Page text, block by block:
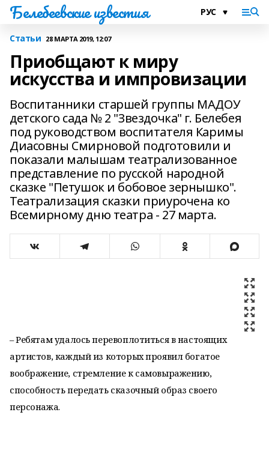
Белебеевские известия
Статьи 28 МАРТА 2019, 12:07
Приобщают к миру
искусства и импровизации
Воспитанники старшей группы МАДОУ
детского сада № 2 "Звездочка" г. Белебея
под руководством воспитателя Каримы
Диасовны Смирновой подготовили и
показали малышам театрализованное
представление по русской народной
сказке "Петушок и бобовое зернышко".
Театрализация сказки приурочена ко
Всемирному дню театра - 27 марта.
– Ребятам удалось перевоплотиться в настоящих
артистов, каждый из которых проявил богатое
воображение, стремление к самовыражению,
способность передать сказочный образ своего
персонажа.